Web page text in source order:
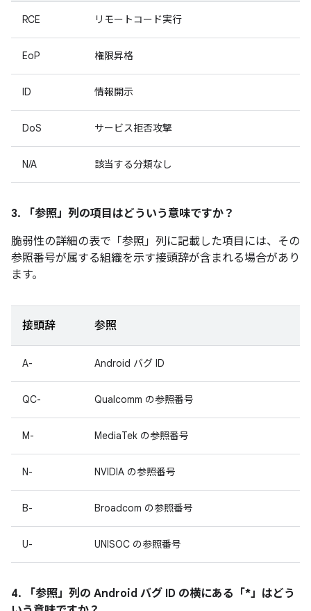
RCE リモートコード実行
EoP 権限昇格
ID 情報開示
DoS サービス拒否攻撃
N/A 該当する分類なし
3. 「参照」 列の項目はどういう意味ですか？
脆弱性の詳細の表で「参照」 列に記載した項目には、その
参照番号が属する組織を示す接頭辞が含まれる場合があり
ます。
接頭辞 参照
A- Android バグ ID
QC- Qualcomm の参照番号
M- MediaTek の参照番号
N- NVIDIA の参照番号
B- Broadcom の参照番号
U- UNISOC の参照番号
4. 「参照」 列の Android バグ ID の横にある「*」はどう